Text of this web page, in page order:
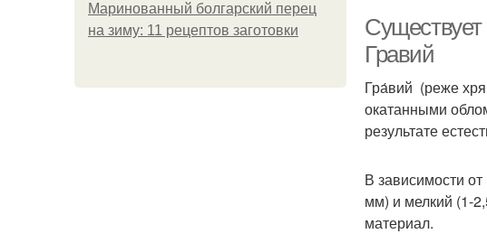
Маринованный болгарский перец
на зиму: 11 рецептов заготовки
Существует
Гравий
Гра́вий (реже
окатанными
результате
В зависимости
мм) и мелкий (1-
материал.